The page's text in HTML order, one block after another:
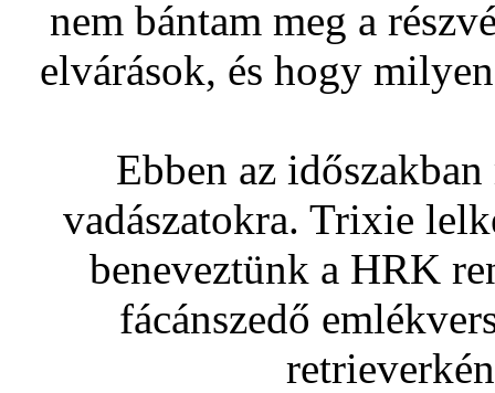
nem bántam meg a
elvárások, és hogy
Ebben az
vadászatokra. Trixie
beneveztünk a HRK
fácánszedő